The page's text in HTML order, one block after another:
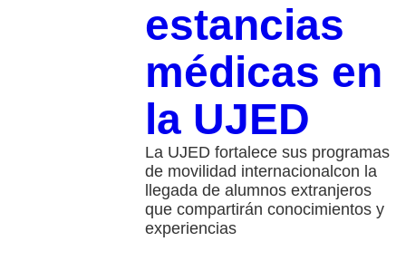
estancias
médicas en
la UJED
La UJED fortalece sus programas
de movilidad internacionalcon la
llegada de alumnos extranjeros
que compartirán conocimientos y
experiencias